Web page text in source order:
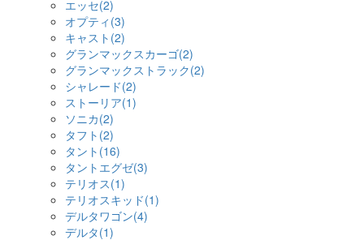
エッセ(2)
オプティ(3)
キャスト(2)
グランマックスカーゴ(2)
グランマックストラック(2)
シャレード(2)
ストーリア(1)
ソニカ(2)
タフト(2)
タント(16)
タントエグゼ(3)
テリオス(1)
テリオスキッド(1)
デルタワゴン(4)
デルタ(1)